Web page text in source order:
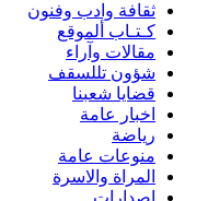
ثقافة وادب وفنون
كـتـاب ألموقع
مقالات وآراء
شؤون تللسقف
قضايا شعبنا
اخبار عامة
رياضة
منوعات عامة
المراة والاسرة